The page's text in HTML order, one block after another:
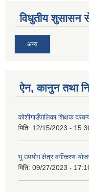
विधुतीय शुसासन
अन्य
ऐन, कानुन तथा
कोशीगाउँपालिका शिक्षक
मिति: 12/15/2023 -
भु उपयोग क्षेत्र वर्गीकरण
मिति: 09/27/2023 -